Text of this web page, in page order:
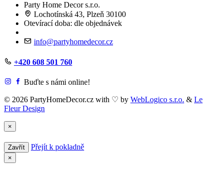
Party Home Decor s.r.o.
Lochotínská 43, Plzeň 30100
Otevírací doba: dle objednávek
info@partyhomedecor.cz
+420 608 501 760
Buďte s námi online!
© 2026 PartyHomeDecor.cz with ♡ by WebLogico s.r.o. & Le
Fleur Design
×
Zavřít Přejít k pokladně
×